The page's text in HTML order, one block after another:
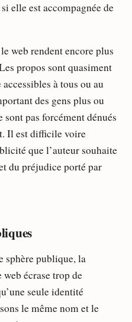
elle est accompagnée de
web rendent encore plus
propos sont quasiment
à tous ou au
des gens plus ou
pas forcément dénués
Il est difficile voire
que l’auteur souhaite
du préjudice porté par
sphère publique, la
écrase trop de
seule identité
le même nom et le